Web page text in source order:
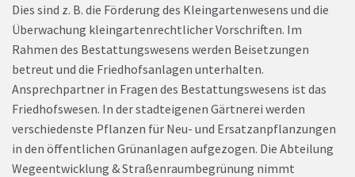
Dies sind z. B. die Förderung des Kleingartenwesens und die
Überwachung kleingartenrechtlicher Vorschriften. Im
Rahmen des Bestattungswesens werden Beisetzungen
betreut und die Friedhofsanlagen unterhalten.
Ansprechpartner in Fragen des Bestattungswesens ist das
Friedhofswesen. In der stadteigenen Gärtnerei werden
verschiedenste Pflanzen für Neu- und Ersatzanpflanzungen
in den öffentlichen Grünanlagen aufgezogen. Die Abteilung
Wegeentwicklung & Straßenraumbegrünung nimmt